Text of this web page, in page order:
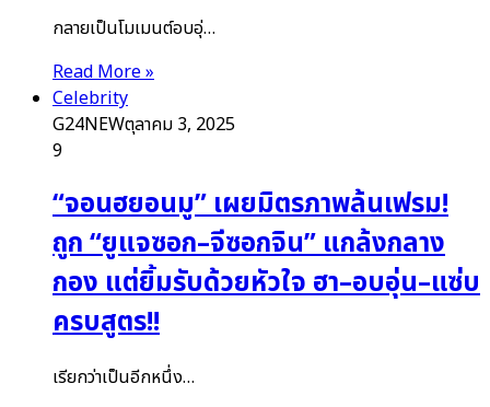
กลายเป็นโมเมนต์อบอุ่…
Read More »
Celebrity
G24NEWตุลาคม 3, 2025
9
“จอนฮยอนมู” เผยมิตรภาพล้นเฟรม!
ถูก “ยูแจซอก–จีซอกจิน” แกล้งกลาง
กอง แต่ยิ้มรับด้วยหัวใจ ฮา–อบอุ่น–แซ่บ
ครบสูตร!!
เรียกว่าเป็นอีกหนึ่ง…